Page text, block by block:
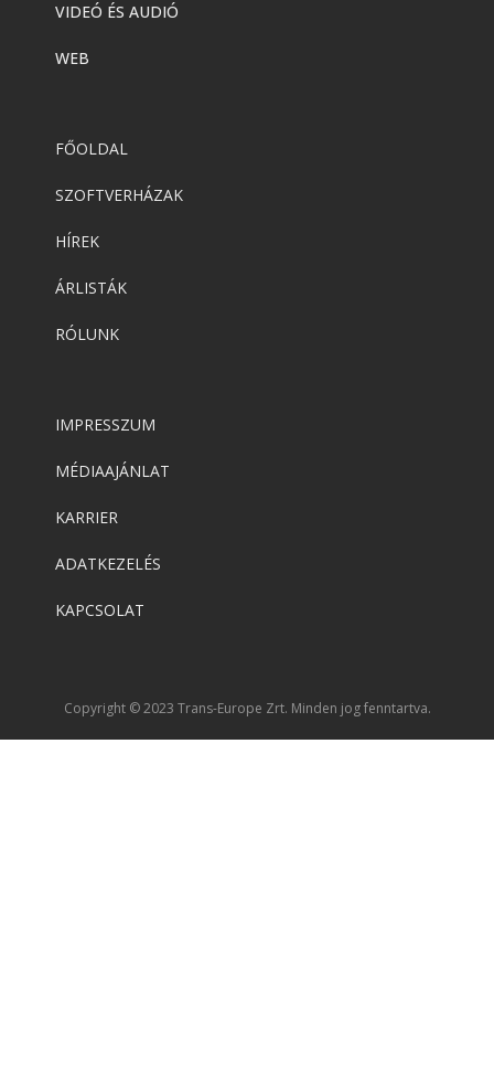
VIDEÓ ÉS AUDIÓ
WEB
FŐOLDAL
SZOFTVERHÁZAK
HÍREK
ÁRLISTÁK
RÓLUNK
IMPRESSZUM
MÉDIAAJÁNLAT
KARRIER
ADATKEZELÉS
KAPCSOLAT
Copyright © 2023 Trans-Europe Zrt. Minden jog fenntartva.